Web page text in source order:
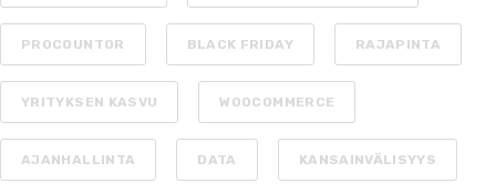
PROCOUNTOR BLACK FRIDAY RAJAPINTA
YRITYKSEN KASVU WOOCOMMERCE
AJANHALLINTA DATA KANSAINVÄLISYYS